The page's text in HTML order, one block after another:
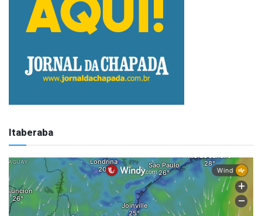
Itaberaba